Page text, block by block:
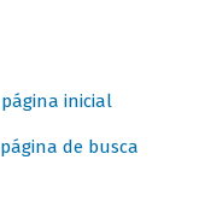
página inicial
página de busca